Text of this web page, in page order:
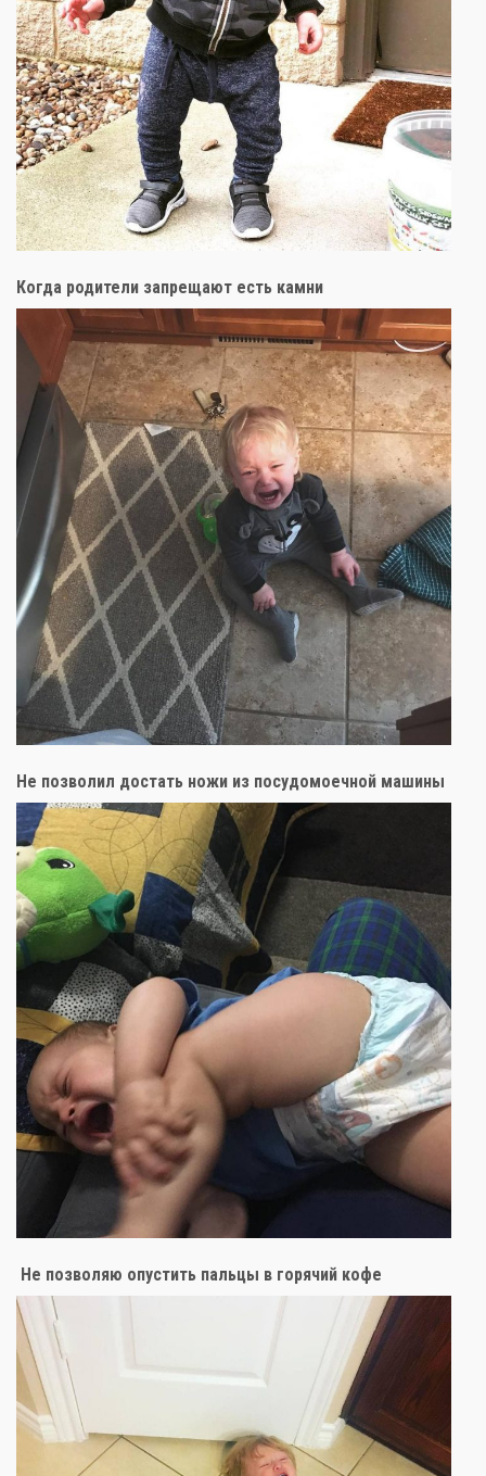
Когда родители запрещают есть камни
Не позволил достать ножи из посудомоечной машины
Не позволяю опустить пальцы в горячий кофе